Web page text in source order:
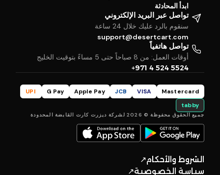
ابدأ المحادثة
تواصل عبر البريد الإلكتروني
سنقوم بالرد عليك خلال 24 ساعة
support@desertcart.com
تواصل هاتفياً
أوقات العمل: من 8 صباحاً حتى 5 مساءً بتوقيت الخليج
+971 4 524 5524
Mastercard
VISA
JCB
Apple Pay
G Pay
UPI
tabby
جميع الحقوق محفوظة © 2026 لشركة ديزرت كارت القابضة المحدودة
الشروط والأحكام↗
سياسة الخصوصية↗